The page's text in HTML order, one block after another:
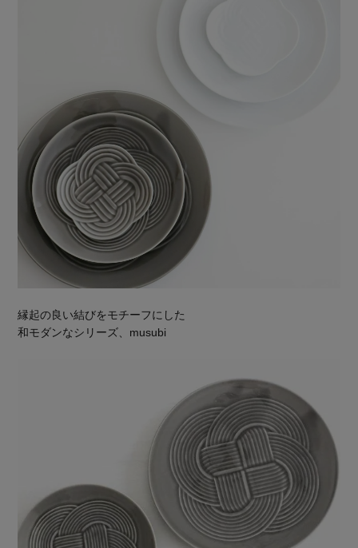
縁起の良い結びをモチーフにした
和モダンなシリーズ、musubi